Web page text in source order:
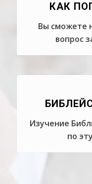
КАК
Вы сможете
вопрос
Изучение
по